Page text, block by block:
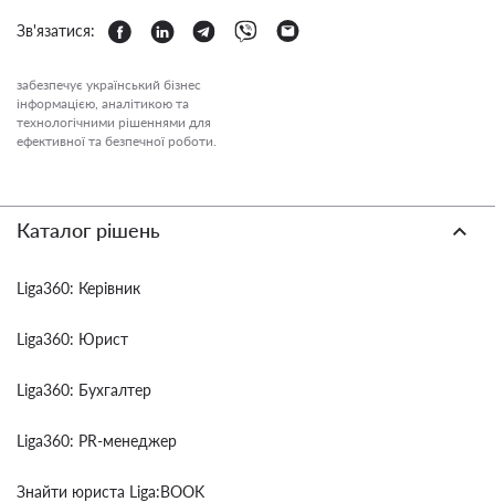
Зв'язатися:
забезпечує український бізнес
інформацією, аналітикою та
технологічними рішеннями для
ефективної та безпечної роботи.
Каталог рішень
Liga360: Керівник
Liga360: Юрист
Liga360: Бухгалтер
Liga360: PR-менеджер
Знайти юриста Liga:BOOK